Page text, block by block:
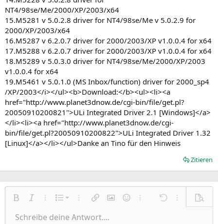
NT4/98se/Me/2000/XP/2003/x64
15.M5281 v 5.0.2.8 driver for NT4/98se/Me v 5.0.2.9 for
2000/XP/2003/x64
16.M5287 v 6.2.0.7 driver for 2000/2003/XP v1.0.0.4 for x64
17.M5288 v 6.2.0.7 driver for 2000/2003/XP v1.0.0.4 for x64
18.M5289 v 5.0.3.0 driver for NT4/98se/Me/2000/XP/2003
v1.0.0.4 for x64
19.M5461 v 5.0.1.0 (MS Inbox/function) driver for 2000_sp4
/XP/2003</i></ul><b>Download:</b><ul><li><a
href="http://www.planet3dnow.de/cgi-bin/file/get.pl?
20050910200821">ULi Integrated Driver 2.1 [Windows]</a>
</li><li><a href="http://www.planet3dnow.de/cgi-
bin/file/get.pl?20050910200822">ULi Integrated Driver 1.32
[Linux]</a></li></ul>Danke an Tino für den Hinweis
Zitieren
Fett KursivWeitere Einstellungen…
Liste
Nummerierte Liste
Ungeordnete Liste
Weitere Einstellungen…
Link einfügen
Bild einfügen
SmileysWeitere Einstellungen…
Rückgängig
Weitere
Schriftgröße
9
TextfarbeSchriftfamilie
Arial
Durchgestrichen
Unterstrichen
Inline-Code
AusrichtungLinksbündig
Paragraph format
Normal
ZitatMedienTabelle einfügen
Insert horizontal line
SpoilerCode
Wiederholen
BBCode umschalten
Formatierung entfernen
EntwürfeEntwurf speichern
Schreibe deine Antwort....